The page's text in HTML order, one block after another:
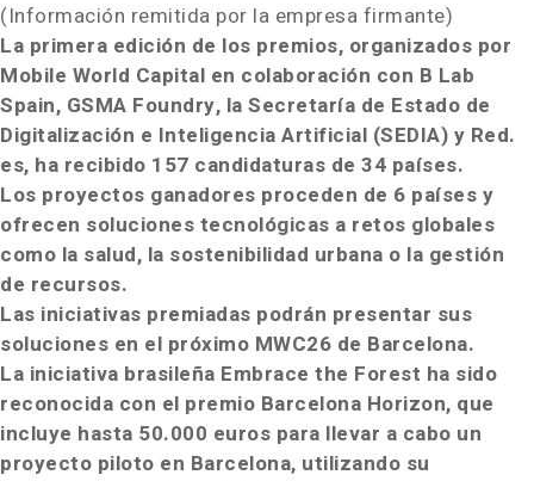
(Información remitida por la empresa firmante)
La primera edición de los premios, organizados por
Mobile World Capital en colaboración con B Lab
Spain, GSMA Foundry, la Secretaría de Estado de
Digitalización e Inteligencia Artificial (SEDIA) y Red.
es, ha recibido 157 candidaturas de 34 países.
Los proyectos ganadores proceden de 6 países y
ofrecen soluciones tecnológicas a retos globales
como la salud, la sostenibilidad urbana o la gestión
de recursos.
Las iniciativas premiadas podrán presentar sus
soluciones en el próximo MWC26 de Barcelona.
La iniciativa brasileña Embrace the Forest ha sido
reconocida con el premio Barcelona Horizon, que
incluye hasta 50.000 euros para llevar a cabo un
proyecto piloto en Barcelona, utilizando su